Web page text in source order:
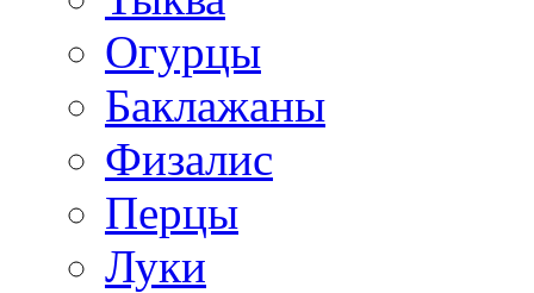
Огурцы
Баклажаны
Физалис
Перцы
Луки